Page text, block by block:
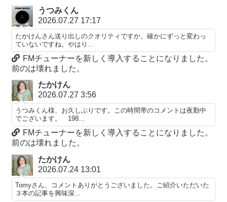
うつみくん
2026.07.27 17:17
たかけんさん送り出しのクオリティですか。確かにずっと変わっ
ていないですね。やはり...
FMチューナーを新しく導入することになりました。
前のは壊れました。
たかけん
2026.07.27 3:56
うつみくん様、お久しぶりです。この時間帯のコメントは夜勤中
でございます。 198...
FMチューナーを新しく導入することになりました。
前のは壊れました。
たかけん
2026.07.24 13:01
Tomyさん、コメントありがとうございました。ご紹介いただいた
３本の記事を興味深...